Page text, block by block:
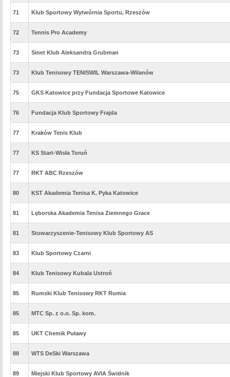
71 Klub Sportowy Wytwórnia Sportu, Rzeszów
72 Tennis Pro Academy
73 Sinet Klub Aleksandra Grubman
73 Klub Tenisowy TENISWIL Warszawa-Wilanów
75 GKS Katowice przy Fundacja Sportowe Katowice
76 Fundacja Klub Sportowy Frajda
77 Kraków Tenis Klub
77 KS Start-Wisła Toruń
77 RKT ABC Rzeszów
80 KST Akademia Tenisa K. Pyka Katowice
81 Lęborska Akademia Tenisa Ziemnego Grace
81 Stowarzyszenie-Tenisowy Klub Sportowy AS
83 Klub Sportowy Czarni
84 Klub Tenisowy Kubala Ustroń
85 Rumski Klub Tenisowy RKT Rumia
85 MTC Sp. z o.o. Sp. kom.
85 UKT Chemik Puławy
88 WTS DeSki Warszawa
89 Miejski Klub Sportowy AVIA Świdnik